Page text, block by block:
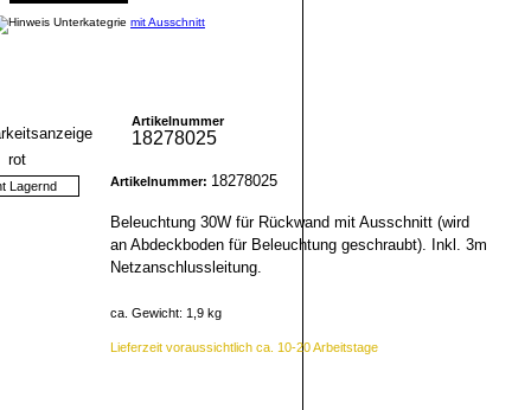
mit Ausschnitt
Lagernd
Artikelnummer
18278025
Artikelnummer: 18278025
Beleuchtung 30W für Rückwand mit Ausschnitt (wird
an Abdeckboden für Beleuchtung geschraubt). Inkl. 3m
Netzanschlussleitung.
ca. Gewicht: 1,9 kg
Lieferzeit voraussichtlich ca. 10-20 Arbeitstage